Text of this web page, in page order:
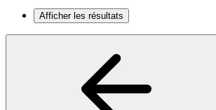
Afficher les résultats